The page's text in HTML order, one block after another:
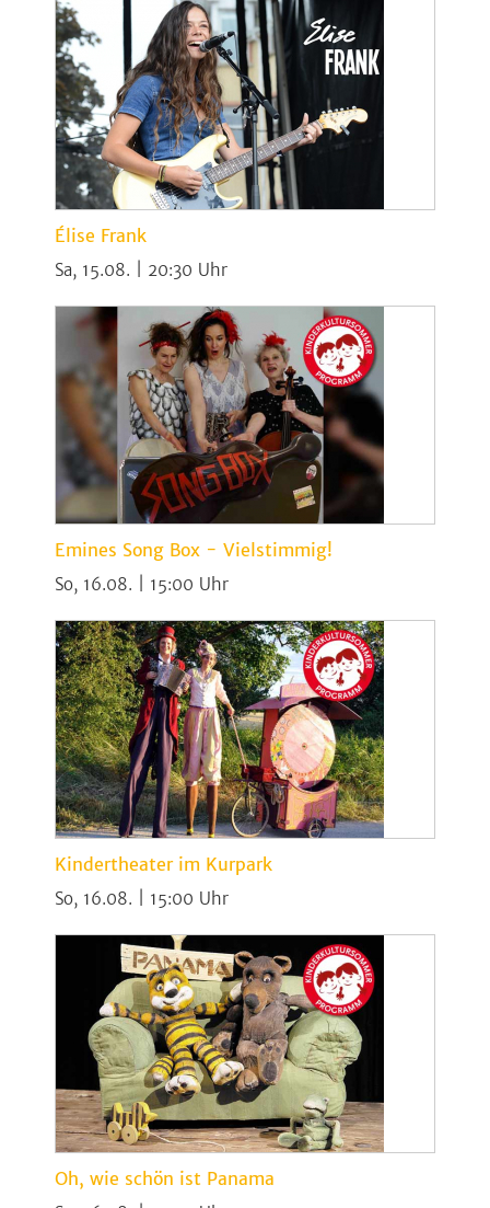
Élise Frank
Sa, 15.08. | 20:30
Emines Song Box - Vielstimmig!
So, 16.08. | 15:00
Kindertheater im Kurpark
So, 16.08. | 15:00
Oh, wie schön ist Panama